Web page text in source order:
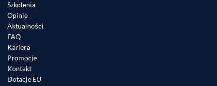
Szkolenia
Opinie
Aktualności
FAQ
Kariera
Promocje
Kontakt
Dotacje EU